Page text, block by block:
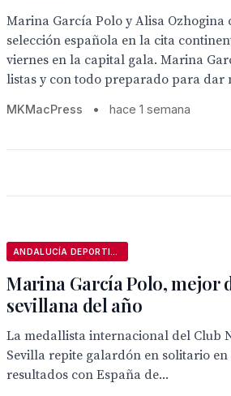
Marina García Polo y Alisa Ozhogina
selección española en la cita
viernes en la capital gala. Marina
listas y con todo preparado para dar
MKMacPress • hace 1 semana
Marina García Polo, mejor
sevillana del año
La medallista internacional del Club
Sevilla repite galardón en solitario
resultados con España de...